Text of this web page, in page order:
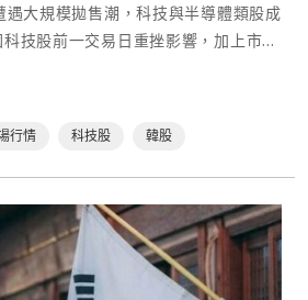
大規模拋售潮，科技與半導體類股成
技股前一交易日重挫影響，加上市場
回報前景產生疑慮，南韓與日本主要⋯
行情 科技股 韓股